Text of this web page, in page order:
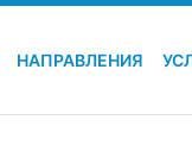
НАПРАВЛЕНИЯ